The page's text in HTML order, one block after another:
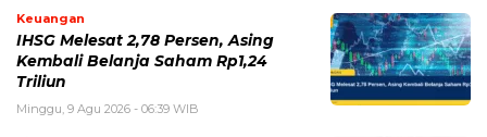
Penangkal Petir TVRI Diringkus,
Kerugian Rp80 Juta
Sabtu, 8 Agu 2026 - 22:27 WIB
Keuangan
Emas Antam Melonjak Lagi! Harga 1